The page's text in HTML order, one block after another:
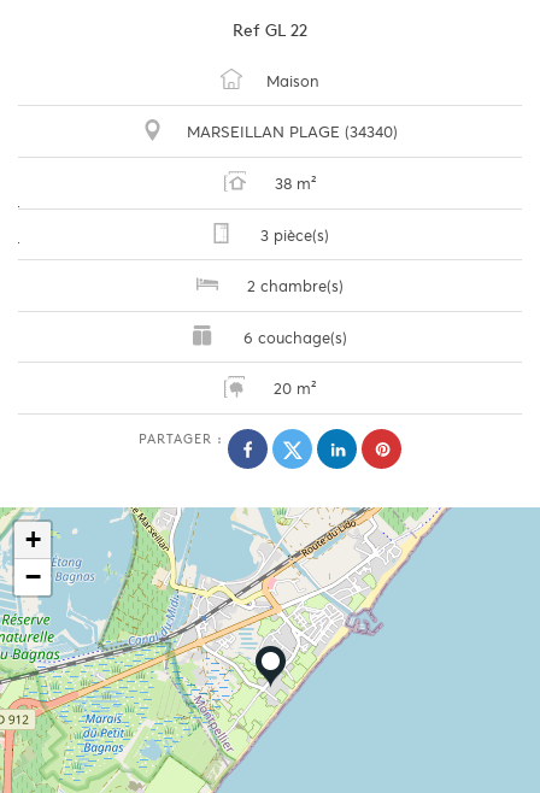
Ref GL 22
Maison
MARSEILLAN PLAGE (34340)
38 m²
3 pièce(s)
2 chambre(s)
6 couchage(s)
20 m²
PARTAGER :
+
−